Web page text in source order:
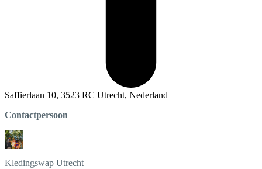
Saffierlaan 10, 3523 RC Utrecht, Nederland
Contactpersoon
Kledingswap Utrecht